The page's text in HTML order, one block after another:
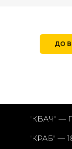
ДО
"КВАЧ" —
"КРАБ" —